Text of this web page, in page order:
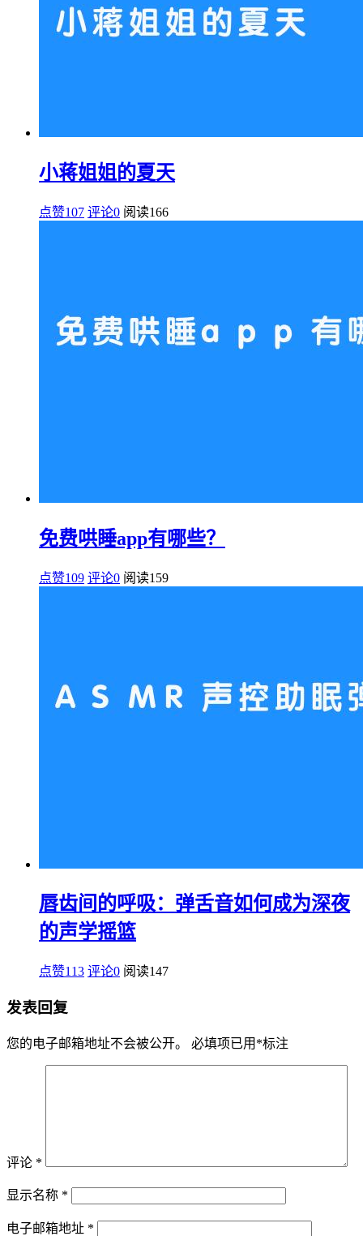
小蒋姐姐的夏天
点赞107 评论0 阅读166
免费哄睡app有哪些？
点赞109 评论0 阅读159
唇齿间的呼吸：弹舌音如何成为深夜
的声学摇篮
点赞113 评论0 阅读147
发表回复
您的电子邮箱地址不会被公开。 必填项已用 *标注
评论 *
显示名称 *
电子邮箱地址 *